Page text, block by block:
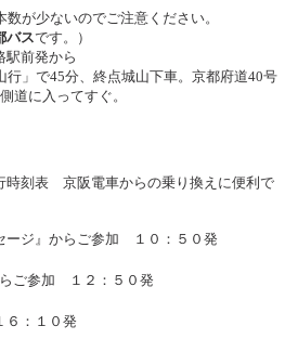
数が少ないのでご注意ください。
バスです。）
駅前発から
行」で45分、終点城山下車。 京都府道40号
道に入ってすぐ。
時刻表 京阪電車からの乗り換えに便利で
ージ』からご参加 １０：５０発
らご参加 １２：５０発
６：１０発